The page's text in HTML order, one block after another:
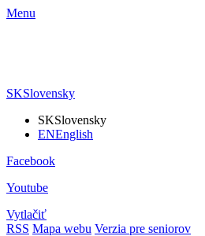
Menu
SKSlovensky
SKSlovensky
ENEnglish
Facebook
Youtube
Vytlačiť
RSS Mapa webu Verzia pre seniorov